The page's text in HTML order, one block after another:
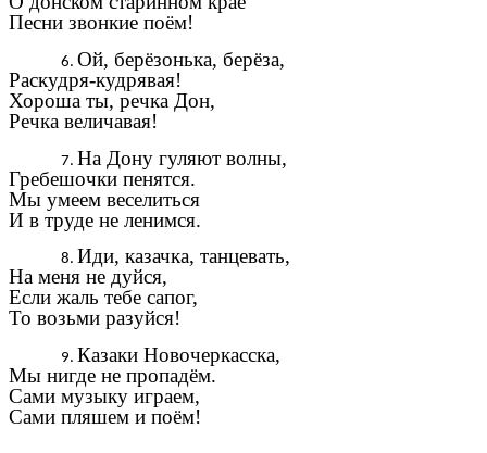
Песни звонкие поём!
Ой, берёзонька, берёза,
Раскудря-кудрявая!
Хороша ты, речка Дон,
Речка величавая!
На Дону гуляют волны,
Гребешочки пенятся.
Мы умеем веселиться
И в труде не ленимся.
Иди, казачка, танцевать,
На меня не дуйся,
Если жаль тебе сапог,
То возьми разуйся!
Казаки Новочеркасска,
Мы нигде не пропадём.
Сами музыку играем,
Сами пляшем и поём!